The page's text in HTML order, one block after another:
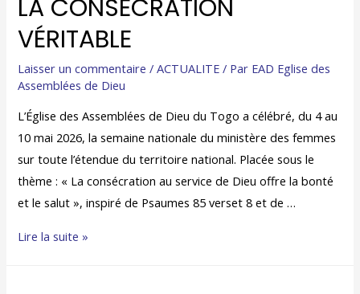
LA CONSÉCRATION
VÉRITABLE
Laisser un commentaire /ACTUALITE / Par EAD Eglise des
Assemblées de Dieu
L’Église des Assemblées de Dieu du Togo a célébré, du 4 au
10 mai 2026, la semaine nationale du ministère des femmes
sur toute l’étendue du territoire national. Placée sous le
thème : « La consécration au service de Dieu offre la bonté
et le salut », inspiré de Psaumes 85 verset 8 et de …
Lire la suite »